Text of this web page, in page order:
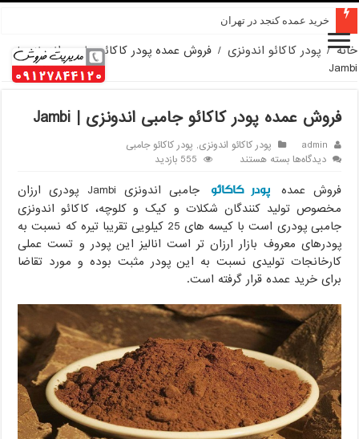
خرید عمده کنجد در تهران
خانه / پودر کاکائو اندونزی / فروش عمده پودر کاکائو جامبی اندونزی |
Jambi
فروش عمده پودر کاکائو جامبی اندونزی | Jambi
admin پودر کاکائو اندونزی, پودر کاکائو جامبی
دیدگاه‌هابرای
عمده
پودر
کاکائو
جامبی
اندونزی
Jambi
بسته هستند 555 بازدید
فروش عمده پودر کاکائو
جامبی اندونزی Jambi پودری ارزان
مخصوص تولید کنندگان شکلات و کیک و کلوچه، کاکائو اندونزی
جامبی پودری است با کیسه های 25 کیلویی تقریبا تیره که نسبت به
پودرهای معروف بازار ارزان تر است انالیز این پودر و تست عملی
کارخانجات تولیدی نسبت به این پودر مثبت بوده و مورد تقاضا
برای خرید عمده قرار گرفته است.